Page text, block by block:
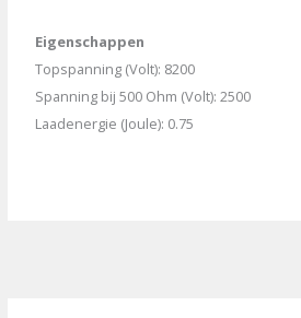
Eigenschappen
Topspanning (Volt): 8200
Spanning bij 500 Ohm (Volt): 2500
Laadenergie (Joule): 0.75